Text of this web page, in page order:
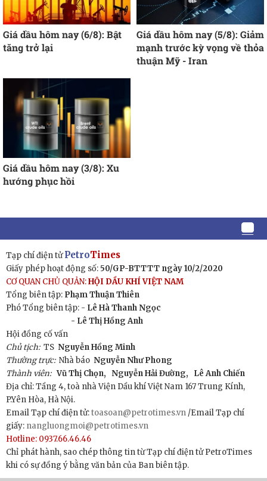
Giá dầu hôm nay (6/8): Bật
tăng trở lại
Giá dầu hôm nay (5/8): Giảm
mạnh trước kỳ vọng về thỏa
thuận Mỹ - Iran
Giá dầu hôm nay (3/8): Xu
hướng phục hồi
Tạp chí điện tửPetroTimes
Giấy phép hoạt động số: 50/GP-BTTTT ngày 10/2/2020
CƠ QUAN CHỦ QUẢN:HỘI DẦU KHÍ VIỆT NAM
Tổng biên tập: Phạm Thuận Thiên
Phó Tổng biên tập: - Lê Hà Thanh Ngọc
- Lê Thị Hồng Anh
Hội đồng cố vấn
Chủ tịch:TS Nguyễn Hồng Minh
Thường trực: Nhà báo Nguyễn Như Phong
Thành viên: Vũ Thị Chọn, Nguyễn Hải Đường,
Lê Anh Chiến
Địa chỉ: Tầng 4, toà nhà Viện Dầu khí Việt Nam 167 Trung Kính,
P.Yên Hòa, Hà Nội.
Email Tạp chí điện tử:toasoan@petrotimes.vn /Email Tạp chí
giấy: nangluongmoi@petrotimes.vn
Hotline: 0937.66.46.46
Chỉ phát hành, sao chép thông tin từ Tạp chí điện tử PetroTimes
khi có sự đồng ý bằng văn bản của Ban biên tập.